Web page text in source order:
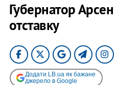
Губернатор
отставку
Додати LB.ua як бажане
джерело в Google